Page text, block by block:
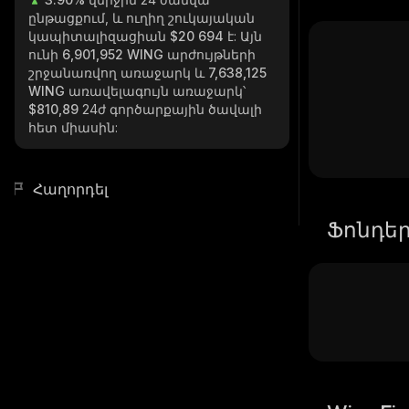
ընթացքում, և ուղիղ շուկայական
կապիտալիզացիան $20 694 է: Այն
ունի 6,901,952 WING արժույթների
շրջանառվող առաջարկ և 7,638,125
WING առավելագույն առաջարկ՝
$810,89 24ժ գործարքային ծավալի
հետ միասին:
Հաղորդել